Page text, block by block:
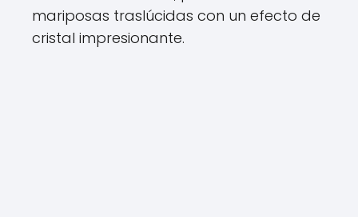
mariposas traslúcidas con un efecto de
cristal impresionante.